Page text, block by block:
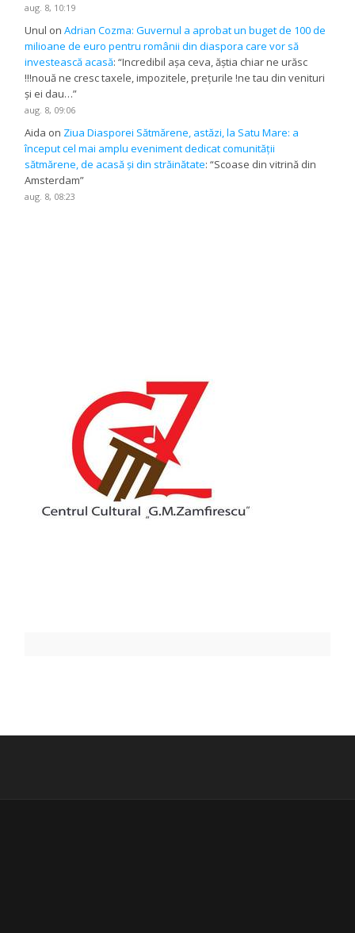
aug. 8, 10:19
Unul onAdrian Cozma: Guvernul a aprobat un buget de 100 de
milioane de euro pentru românii din diaspora care vor să
investească acasă: “Incredibil așa ceva, ăștia chiar ne urăsc
!!!nouă ne cresc taxele, impozitele, prețurile !ne tau din venituri
și ei dau…”
aug. 8, 09:06
Aida on Ziua Diasporei Sătmărene, astăzi, la Satu Mare: a
început cel mai amplu eveniment dedicat comunității
sătmărene, de acasă și din străinătate: “Scoase din vitrină din
Amsterdam”
aug. 8, 08:23